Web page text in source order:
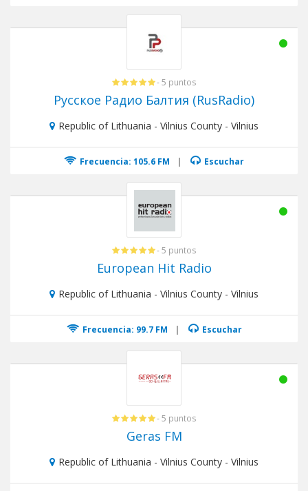
- 5 puntos
Русское Радио Балтия (RusRadio)
Republic of Lithuania - Vilnius County - Vilnius
Frecuencia: 105.6 FM | Escuchar
- 5 puntos
European Hit Radio
Republic of Lithuania - Vilnius County - Vilnius
Frecuencia: 99.7 FM | Escuchar
- 5 puntos
Geras FM
Republic of Lithuania - Vilnius County - Vilnius